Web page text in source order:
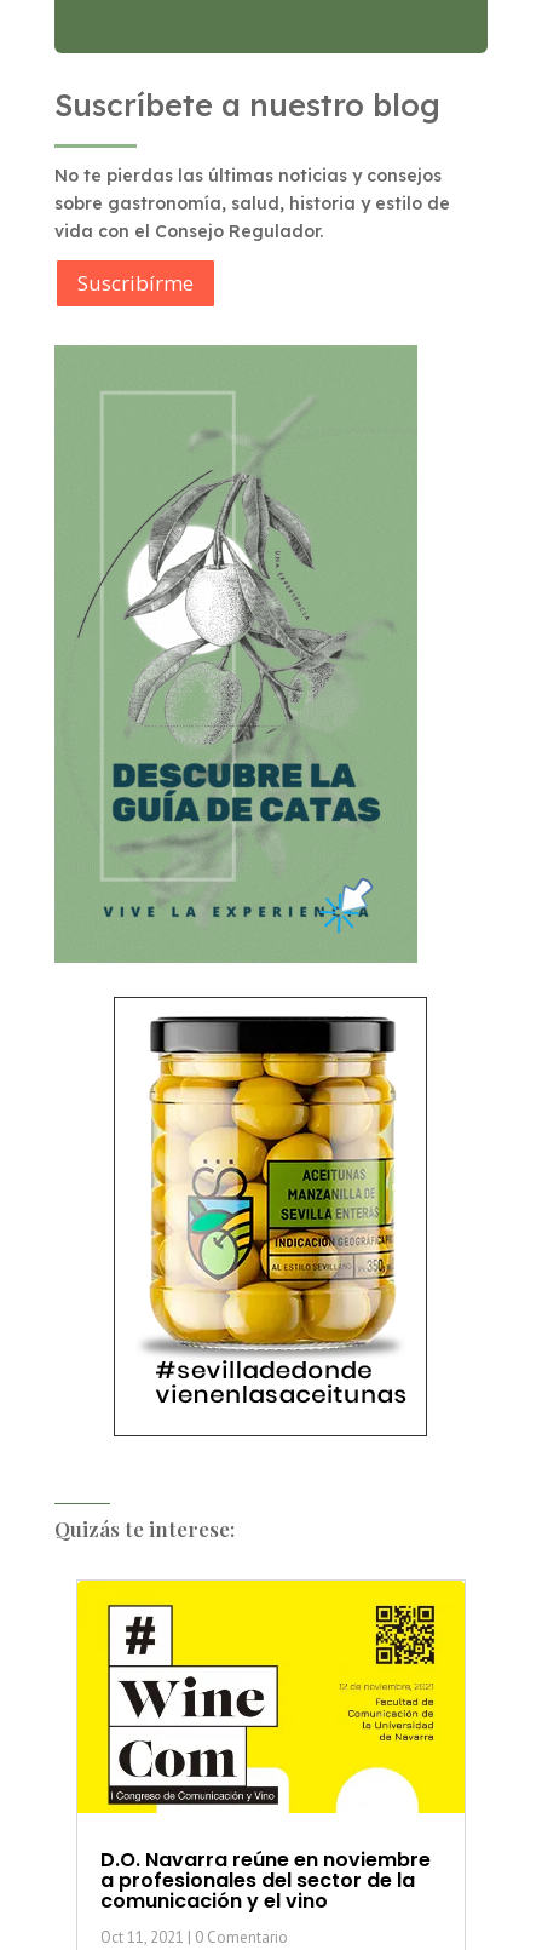
Suscríbete a nuestro blog
No te pierdas las últimas noticias y consejos
sobre gastronomía, salud, historia y estilo de
vida con el Consejo Regulador.
Suscribírme
Quizás te interese:
D.O. Navarra reúne en noviembre
a profesionales del sector de la
comunicación y el vino
Oct 11, 2021 | 0 Comentario